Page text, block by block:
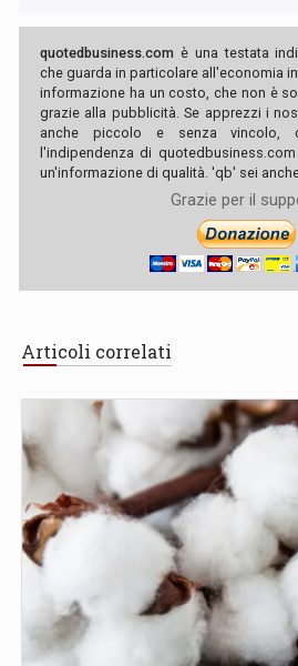
quotedbusiness.com è una testata
che guarda in particolare all'economia
informazione ha un costo, che non è
grazie alla pubblicità. Se apprezzi i
anche piccolo e senza vincolo,
l'indipendenza di
un'informazione di qualità. 'qb' sei anche
Grazie per il
Articoli correlati